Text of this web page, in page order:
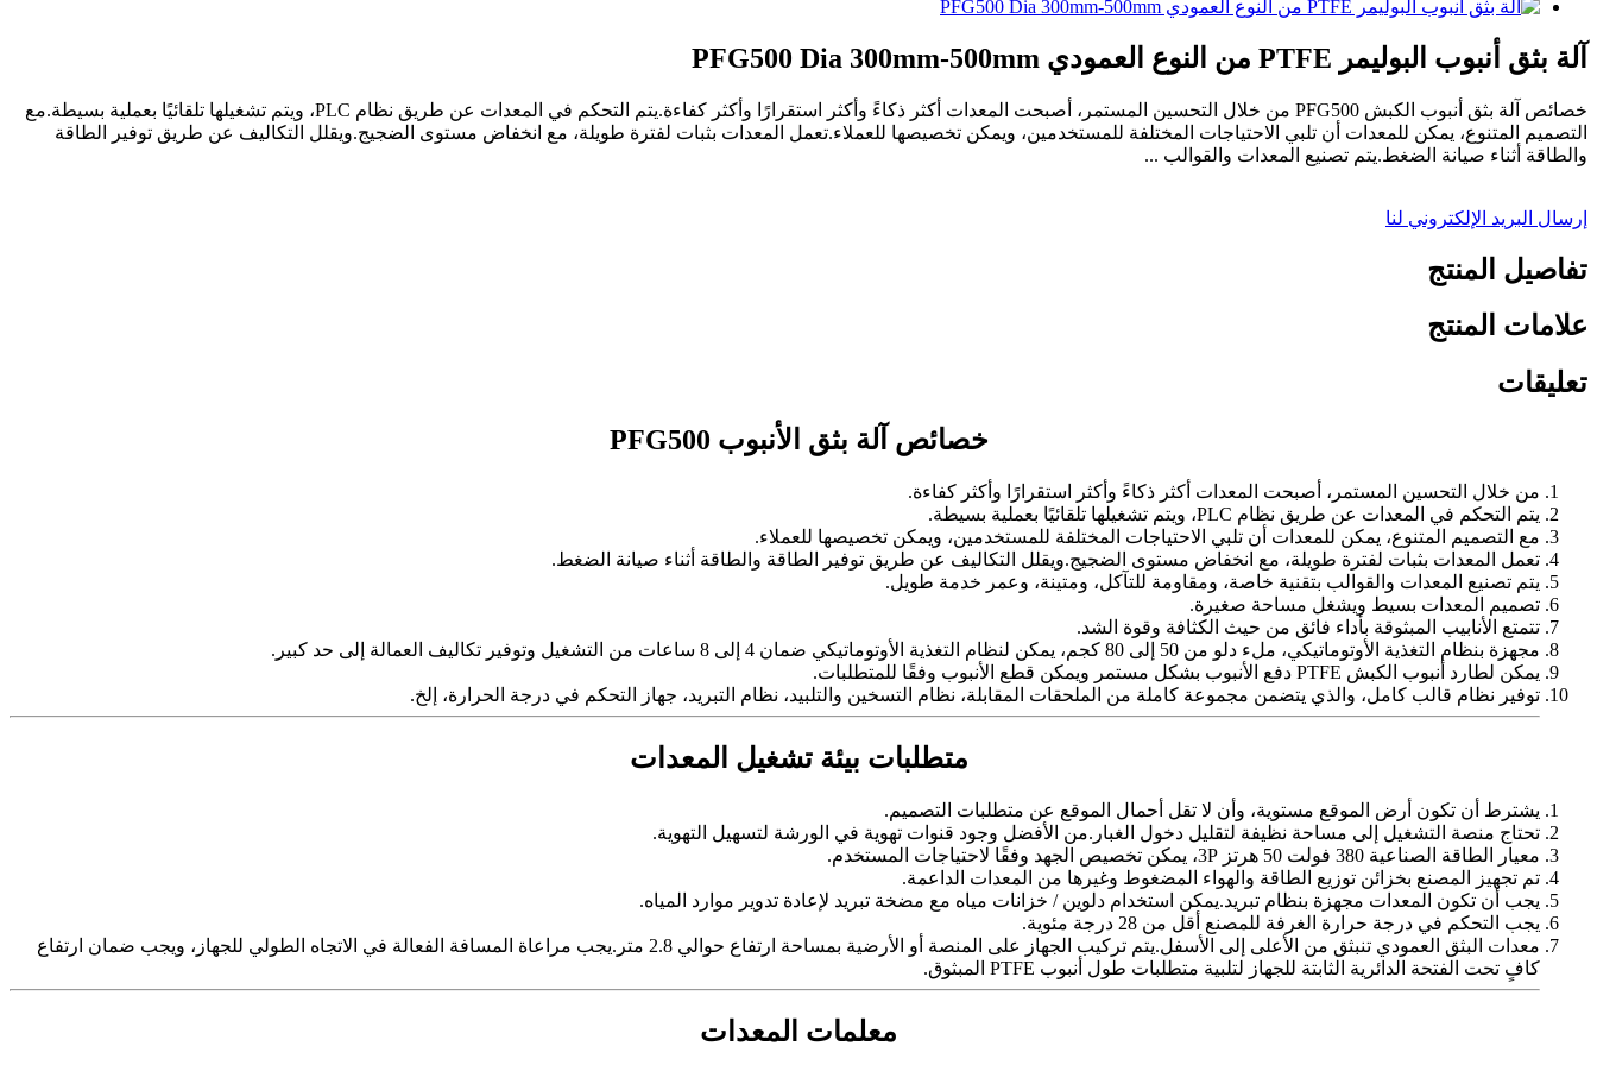
آلة بثق أنبوب البوليمر PTFE من النوع العمودي PFG500 Dia 300mm-500mm
خصائص آلة بثق أنبوب الكبش PFG500 من خلال التحسين المستمر، أصبحت المعدات أكثر ذكاءً وأكثر استقرارًا وأكثر كفاءة.يتم التحكم في المعدات عن طريق نظام PLC، ويتم تشغيلها تلقائيًا بعملية بسيطة.مع
التصميم المتنوع، يمكن للمعدات أن تلبي الاحتياجات المختلفة للمستخدمين، ويمكن تخصيصها للعملاء.تعمل المعدات بثبات لفترة طويلة، مع انخفاض مستوى الضجيج.ويقلل التكاليف عن طريق توفير الطاقة
والطاقة أثناء صيانة الضغط.يتم تصنيع المعدات والقوالب ...
إرسال البريد الإلكتروني لنا
تفاصيل المنتج
علامات المنتج
تعليقات
خصائص آلة بثق الأنبوب PFG500
من خلال التحسين المستمر، أصبحت المعدات أكثر ذكاءً وأكثر استقرارًا وأكثر كفاءة.
يتم التحكم في المعدات عن طريق نظام PLC، ويتم تشغيلها تلقائيًا بعملية بسيطة.
مع التصميم المتنوع، يمكن للمعدات أن تلبي الاحتياجات المختلفة للمستخدمين، ويمكن تخصيصها للعملاء.
تعمل المعدات بثبات لفترة طويلة، مع انخفاض مستوى الضجيج.ويقلل التكاليف عن طريق توفير الطاقة والطاقة أثناء صيانة الضغط.
يتم تصنيع المعدات والقوالب بتقنية خاصة، ومقاومة للتآكل، ومتينة، وعمر خدمة طويل.
تصميم المعدات بسيط ويشغل مساحة صغيرة.
تتمتع الأنابيب المبثوقة بأداء فائق من حيث الكثافة وقوة الشد.
مجهزة بنظام التغذية الأوتوماتيكي، ملء دلو من 50 إلى 80 كجم، يمكن لنظام التغذية الأوتوماتيكي ضمان 4 إلى 8 ساعات من التشغيل وتوفير تكاليف العمالة إلى حد كبير.
يمكن لطارد أنبوب الكبش PTFE دفع الأنبوب بشكل مستمر ويمكن قطع الأنبوب وفقًا للمتطلبات.
توفير نظام قالب كامل، والذي يتضمن مجموعة كاملة من الملحقات المقابلة، نظام التسخين والتلبيد، نظام التبريد، جهاز التحكم في درجة الحرارة، إلخ.
متطلبات بيئة تشغيل المعدات
يشترط أن تكون أرض الموقع مستوية، وأن لا تقل أحمال الموقع عن متطلبات التصميم.
تحتاج منصة التشغيل إلى مساحة نظيفة لتقليل دخول الغبار.من الأفضل وجود قنوات تهوية في الورشة لتسهيل التهوية.
معيار الطاقة الصناعية 380 فولت 50 هرتز 3P، يمكن تخصيص الجهد وفقًا لاحتياجات المستخدم.
تم تجهيز المصنع بخزائن توزيع الطاقة والهواء المضغوط وغيرها من المعدات الداعمة.
يجب أن تكون المعدات مجهزة بنظام تبريد.يمكن استخدام دلوين / خزانات مياه مع مضخة تبريد لإعادة تدوير موارد المياه.
يجب التحكم في درجة حرارة الغرفة للمصنع أقل من 28 درجة مئوية.
معدات البثق العمودي تنبثق من الأعلى إلى الأسفل.يتم تركيب الجهاز على المنصة أو الأرضية بمساحة ارتفاع حوالي 2.8 متر.يجب مراعاة المسافة الفعالة في الاتجاه الطولي للجهاز، ويجب ضمان ارتفاع
كافٍ تحت الفتحة الدائرية الثابتة للجهاز لتلبية متطلبات طول أنبوب PTFE المبثوق.
معلمات المعدات